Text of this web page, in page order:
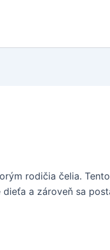
rodičia čelia.
a zároveň sa